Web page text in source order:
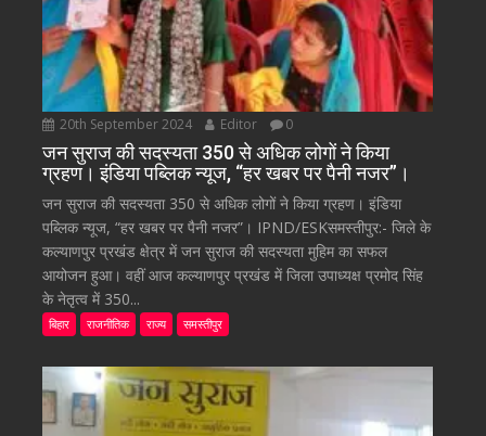
20th September 2024 Editor 0
जन सुराज की सदस्यता 350 से अधिक लोगों ने किया
ग्रहण। इंडिया पब्लिक न्यूज, “हर खबर पर पैनी नजर”।
जन सुराज की सदस्यता 350 से अधिक लोगों ने किया ग्रहण। इंडिया
पब्लिक न्यूज, “हर खबर पर पैनी नजर”। IPND/ESKसमस्तीपुर:- जिले के
कल्याणपुर प्रखंड क्षेत्र में जन सुराज की सदस्यता मुहिम का सफल
आयोजन हुआ। वहीं आज कल्याणपुर प्रखंड में जिला उपाध्यक्ष प्रमोद सिंह
के नेतृत्व में 350...
बिहार राजनीतिक राज्य समस्तीपुर